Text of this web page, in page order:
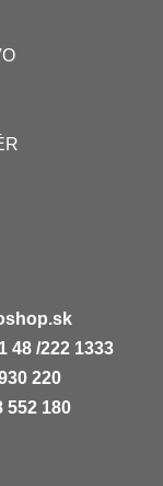
48 /222 1333
220
552 180